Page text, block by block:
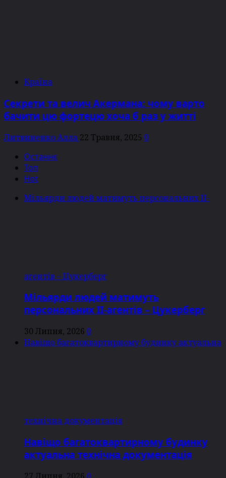
Країна
Секрети та велич Акермана: чому варто
бачити цю фортецю хоча б раз у житті
Литвиненко Алла 22 Травня, 2025 0
Останнє
Топ
Hot
Мільярди людей матимуть персональних ІІ-
агентів – Цукерберг
Мільярди людей матимуть
персональних ІІ-агентів – Цукерберг
30 Липня, 2026 0
Навіщо багатоквартирному будинку актуальна
технічна документація
Навіщо багатоквартирному будинку
актуальна технічна документація
27 Липня, 2026 0